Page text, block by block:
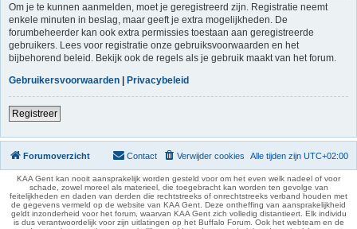
Om je te kunnen aanmelden, moet je geregistreerd zijn. Registratie neemt
enkele minuten in beslag, maar geeft je extra mogelijkheden. De
forumbeheerder kan ook extra permissies toestaan aan geregistreerde
gebruikers. Lees voor registratie onze gebruiksvoorwaarden en het
bijbehorend beleid. Bekijk ook de regels als je gebruik maakt van het forum.
Gebruikersvoorwaarden | Privacybeleid
Registreer
Forumoverzicht Alle tijden zijn UTC+02:00
Verwijder cookies
Contact
KAA Gent kan nooit aansprakelijk worden gesteld voor om het even welk nadeel of voor
schade, zowel moreel als materieel, die toegebracht kan worden ten gevolge van
feitelijkheden en daden van derden die rechtstreeks of onrechtstreeks verband houden met
de gegevens vermeld op de website van KAA Gent. Deze ontheffing van aansprakelijkheid
geldt inzonderheid voor het forum, waarvan KAA Gent zich volledig distantieert. Elk individu
is dus verantwoordelijk voor zijn uitlatingen op het Buffalo Forum. Ook het webteam en de